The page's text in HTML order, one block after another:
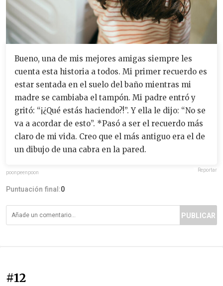
Bueno, una de mis mejores amigas siempre les
cuenta esta historia a todos. Mi primer recuerdo es
estar sentada en el suelo del baño mientras mi
madre se cambiaba el tampón. Mi padre entró y
gritó: “¡¿Qué estás haciendo?!”. Y ella le dijo: “No se
va a acordar de esto”. *Pasó a ser el recuerdo más
claro de mi vida. Creo que el más antiguo era el de
un dibujo de una cabra en la pared.
poonpeenpoon Reportar
Puntuación final:0
PUBLICAR
#12